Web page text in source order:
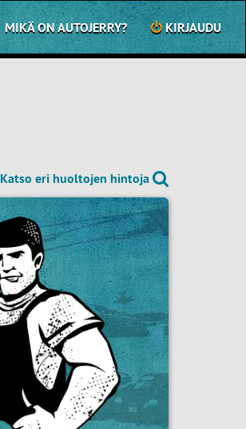
MIKÄ ON AUTOJERRY? KIRJAUDU
Katso eri huoltojen hintoja